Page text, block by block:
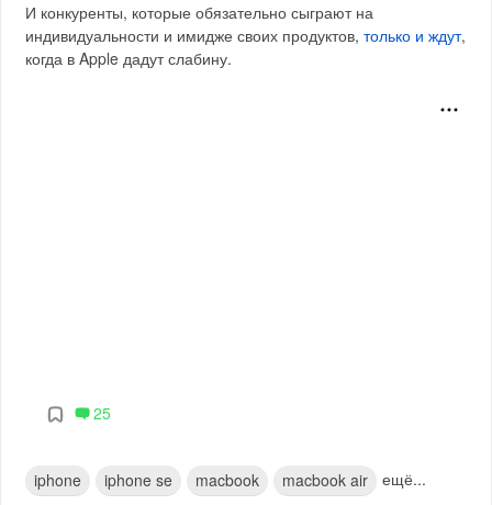
И конкуренты, которые обязательно сыграют на
индивидуальности и имидже своих продуктов,только и ждут,
когда в Apple дадут слабину.
25
iphone iphone se macbook macbook air ещё...